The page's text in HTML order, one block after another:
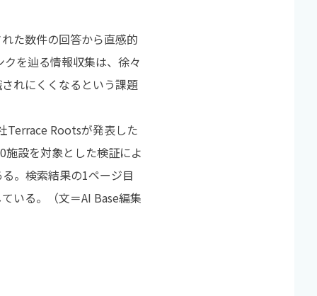
た数件の回答から直感的
を辿る情報収集は、徐々
れにくくなるという課題
Terrace Rootsが発表した
設を対象とした検証によ
。検索結果の1ページ目
いる。（文＝AI Base編集